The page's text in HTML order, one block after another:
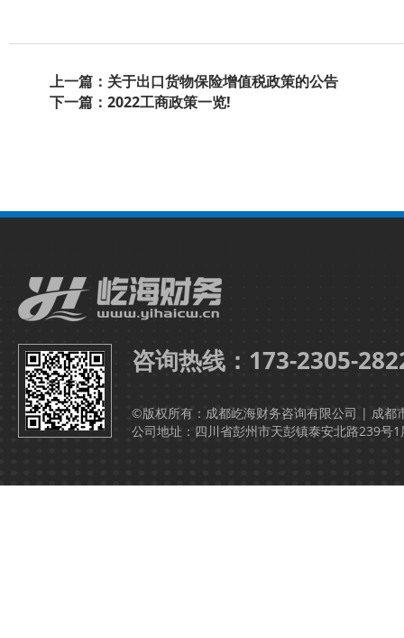
上一篇：关于出口货物保险增值税政策的公告
下一篇：2022工商政策一览!
咨询热线：173-2305-
©版权所有：成都屹海财务咨询有限公司 | 成都
公司地址：四川省彭州市天彭镇泰安北路239号